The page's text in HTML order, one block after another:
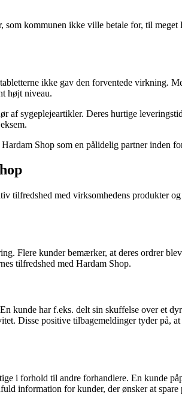
kommunen ikke ville betale for, til meget
ikke gav den forventede virkning.
højt niveau.
af sygeplejeartikler. Deres hurtige
Shop som en pålidelig partner inden
tilfredshed med virksomhedens produkter
Flere kunder bemærker, at deres ordrer
tilfredshed med Hardam Shop.
kunde har f.eks. delt sin skuffelse over et
Disse positive tilbagemeldinger tyder
i forhold til andre forhandlere. En kunde
information for kunder, der ønsker at spare